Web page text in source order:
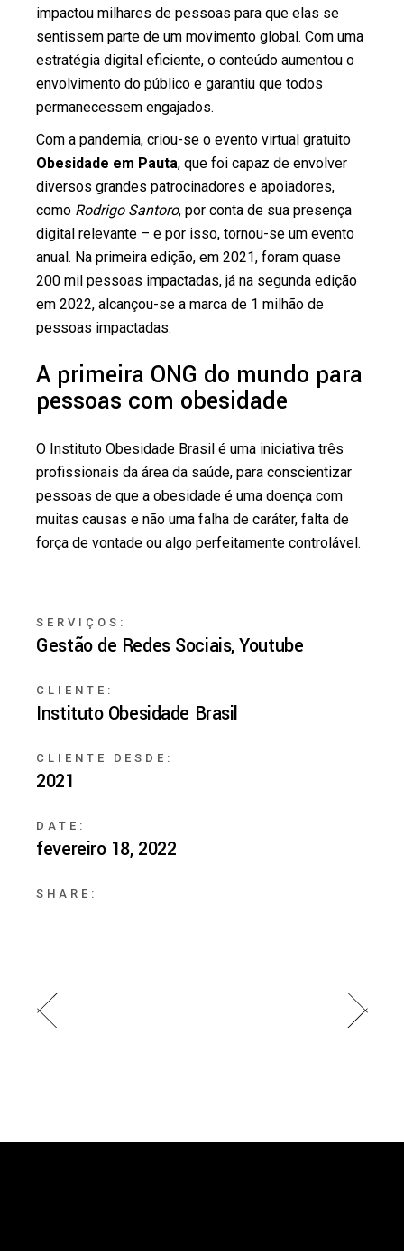
impactou milhares de pessoas para que elas se
sentissem parte de um movimento global. Com uma
estratégia digital eficiente, o conteúdo aumentou o
envolvimento do público e garantiu que todos
permanecessem engajados.
Com a pandemia, criou-se o evento virtual gratuito
Obesidade em Pauta, que foi capaz de envolver
diversos grandes patrocinadores e apoiadores,
como Rodrigo Santoro, por conta de sua presença
digital relevante – e por isso, tornou-se um evento
anual. Na primeira edição, em 2021, foram quase
200 mil pessoas impactadas, já na segunda edição
em 2022, alcançou-se a marca de 1 milhão de
pessoas impactadas.
A primeira ONG do mundo para
pessoas com obesidade
O Instituto Obesidade Brasil é uma iniciativa três
profissionais da área da saúde, para conscientizar
pessoas de que a obesidade é uma doença com
muitas causas e não uma falha de caráter, falta de
força de vontade ou algo perfeitamente controlável.
SERVIÇOS:
Gestão de Redes Sociais, Youtube
CLIENTE:
Instituto Obesidade Brasil
CLIENTE DESDE:
2021
DATE:
fevereiro 18, 2022
SHARE: